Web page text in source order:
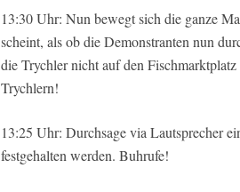
13:30 Uhr: Nun bewegt sich die ganze
scheint, als ob die Demonstranten nun
die Trychler nicht auf den
Trychlern!
13:25 Uhr: Durchsage via Lautsprecher
festgehalten werden. Buhrufe!